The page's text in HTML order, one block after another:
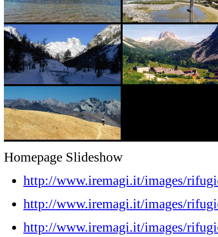
Homepage Slideshow
http://www.iremagi.it/images/
http://www.iremagi.it/images/
http://www.iremagi.it/images/